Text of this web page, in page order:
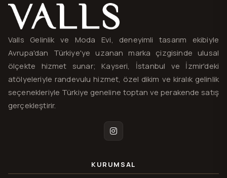
Valls® — site haritası ve iletişim
Valls Gelinlik ve Moda Evi, deneyimli tasarım ekibiyle
Avrupa'dan Türkiye'ye uzanan marka çizgisinde ulusal
ölçekte hizmet sunar; Kayseri, İstanbul ve İzmir'deki
atölyeleriyle randevulu hizmet, özel dikim ve kiralık gelinlik
seçenekleriyle Türkiye geneline toptan ve perakende satış
gerçekleştirir.
Instagram
KURUMSAL